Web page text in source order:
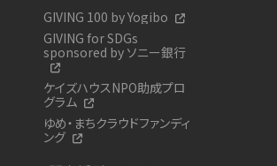
GIVING 100 by Yogibo
GIVING for SDGs
sponsored by ソニー銀行
ケイズハウスNPO助成プロ
グラム
ゆめ・まちクラウドファンディ
ング